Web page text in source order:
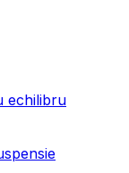
echilibru